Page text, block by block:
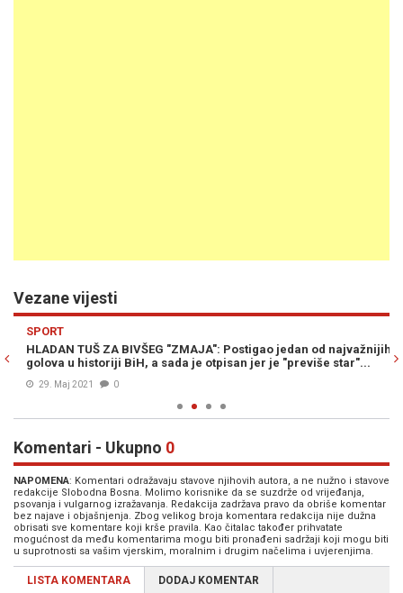
Vezane vijesti
SPORT
HLADAN TUŠ ZA BIVŠEG "ZMAJA": Postigao jedan od najvažnijih
golova u historiji BiH, a sada je otpisan jer je "previše star"...
29. Maj 2021 0
Komentari - Ukupno 0
NAPOMENA: Komentari odražavaju stavove njihovih autora, a ne nužno i stavove
redakcije Slobodna Bosna. Molimo korisnike da se suzdrže od vrijeđanja,
psovanja i vulgarnog izražavanja. Redakcija zadržava pravo da obriše komentar
bez najave i objašnjenja. Zbog velikog broja komentara redakcija nije dužna
obrisati sve komentare koji krše pravila. Kao čitalac također prihvatate
mogućnost da među komentarima mogu biti pronađeni sadržaji koji mogu biti
u suprotnosti sa vašim vjerskim, moralnim i drugim načelima i uvjerenjima.
LISTA KOMENTARA DODAJ KOMENTAR